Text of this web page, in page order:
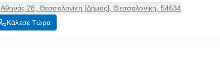
Αθηνάς 28, Θεσσαλονίκη [Δήμος], Θεσσαλονίκη, 54634
Κάλεσε Τώρα